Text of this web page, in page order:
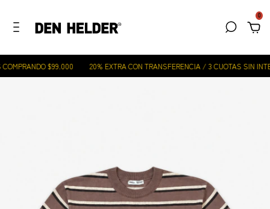
0
$99.000 20% EXTRA CON TRANSFERENCIA / 3 CUOTAS SIN